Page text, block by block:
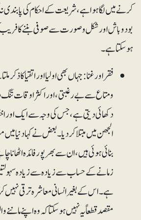
کرنے میں لگا ہوا ہے، شریعت کے احکام کی پابندی
بودوباش اور شکل وصورت سے صوفی بننے کا فریب کر
ہوسکتا ہے۔
فقر اور غنا: جہاں بھی اولیا اور اتقیا کا ذکر
ومتاع سے بے رغبتی، اور اکثر اوقات
دکھائی دیتی ہے، جس کی وجہ سے ایک اور
الجھن میں مبتلا کردیا۔ بعض نے کہا دنیا
بنائی ہوئی ہیں، ان سے بھرپور فائدہ اٹھانا
زمانے کے حساب سے زیادہ سے زیادہ
ہے۔ اس کے بغیر انسانی معاشرہ ترقی نہیں
مقصد قطعاً یہ نہیں ہوسکتا کہ و ہ اپنے ماننے